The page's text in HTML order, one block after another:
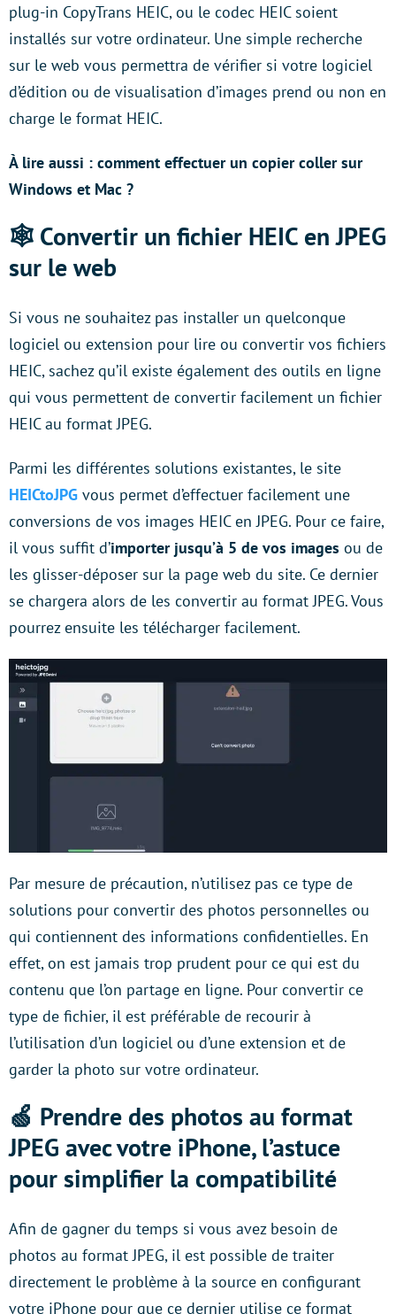
plug-in CopyTrans HEIC, ou le codec HEIC soient
installés sur votre ordinateur. Une simple recherche
sur le web vous permettra de vérifier si votre logiciel
d’édition ou de visualisation d’images prend ou non en
charge le format HEIC.
À lire aussi : comment effectuer un copier coller sur
Windows et Mac ?
🕸️ Convertir un fichier HEIC en JPEG
sur le web
Si vous ne souhaitez pas installer un quelconque
logiciel ou extension pour lire ou convertir vos fichiers
HEIC, sachez qu’il existe également des outils en ligne
qui vous permettent de convertir facilement un fichier
HEIC au format JPEG.
Parmi les différentes solutions existantes, le site
HEICtoJPG vous permet d’effectuer facilement une
conversions de vos images HEIC en JPEG. Pour ce faire,
il vous suffit d’importer jusqu’à 5 de vos images ou de
les glisser-déposer sur la page web du site. Ce dernier
se chargera alors de les convertir au format JPEG. Vous
pourrez ensuite les télécharger facilement.
Par mesure de précaution, n’utilisez pas ce type de
solutions pour convertir des photos personnelles ou
qui contiennent des informations confidentielles. En
effet, on est jamais trop prudent pour ce qui est du
contenu que l’on partage en ligne. Pour convertir ce
type de fichier, il est préférable de recourir à
l’utilisation d’un logiciel ou d’une extension et de
garder la photo sur votre ordinateur.
🍏 Prendre des photos au format
JPEG avec votre iPhone, l’astuce
pour simplifier la compatibilité
Afin de gagner du temps si vous avez besoin de
photos au format JPEG, il est possible de traiter
directement le problème à la source en configurant
votre iPhone pour que ce dernier utilise ce format